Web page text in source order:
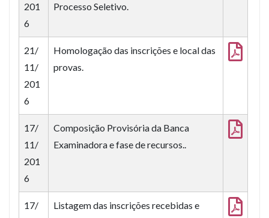
201
6
Processo Seletivo.
21/
11/
201
6
Homologação das inscrições e local das
provas.
17/
11/
201
6
Composição Provisória da Banca
Examinadora e fase de recursos..
17/
Listagem das inscrições recebidas e